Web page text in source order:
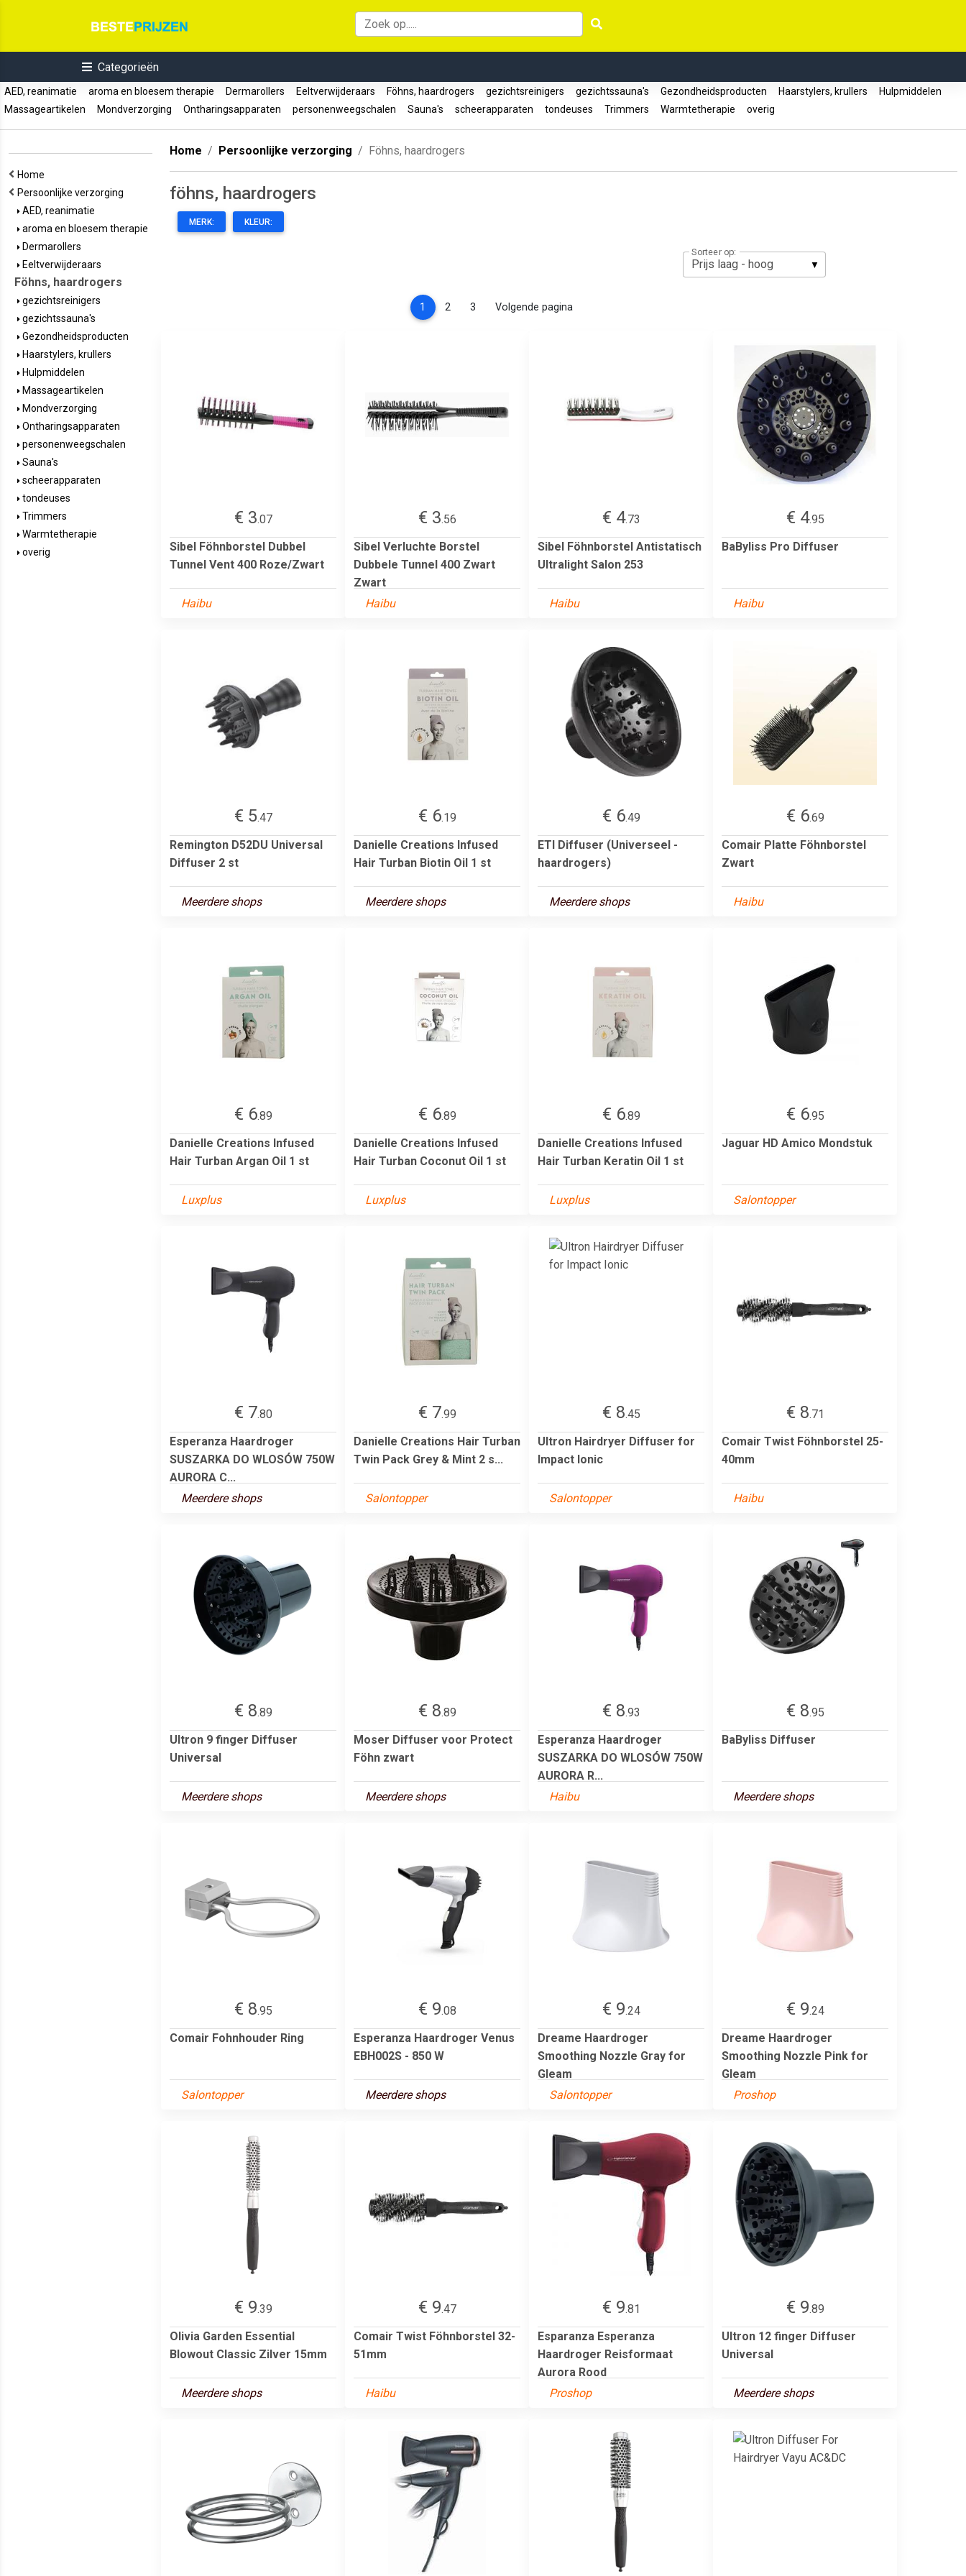
Categorieën
AED, reanimatie aroma en bloesem therapie Dermarollers Eeltverwijderaars Föhns, haardrogers gezichtsreinigers gezichtssauna's Gezondheidsproducten Haarstylers, krullers
Hulpmiddelen
Massageartikelen
Mondverzorging Ontharingsapparaten personenweegschalen Sauna's scheerapparaten tondeuses Trimmers Warmtetherapie overig
Home
Persoonlijke verzorging
AED, reanimatie
aroma en bloesem therapie
Dermarollers
Eeltverwijderaars
Föhns, haardrogers
gezichtsreinigers
gezichtssauna's
Gezondheidsproducten
Haarstylers, krullers
Hulpmiddelen
Massageartikelen
Mondverzorging
Ontharingsapparaten
personenweegschalen
Sauna's
scheerapparaten
tondeuses
Trimmers
Warmtetherapie
overig
Home Persoonlijke verzorging Föhns, haardrogers
föhns, haardrogers
MERK: KLEUR:
Sorteer op:
1 (current)
2 3 Volgende pagina
€ 3.07
Sibel Föhnborstel Dubbel
Tunnel Vent 400 Roze/Zwart
Haibu
€ 3.56
Sibel Verluchte Borstel
Dubbele Tunnel 400 Zwart
Zwart
Haibu
€ 4.73
Sibel Föhnborstel Antistatisch
Ultralight Salon 253
Haibu
€ 4.95
BaByliss Pro Diffuser
Haibu
€ 5.47
Remington D52DU Universal
Diffuser 2 st
Meerdere shops
€ 6.19
Danielle Creations Infused
Hair Turban Biotin Oil 1 st
Meerdere shops
€ 6.49
ETI Diffuser (Universeel -
haardrogers)
Meerdere shops
€ 6.69
Comair Platte Föhnborstel
Zwart
Haibu
€ 6.89
Danielle Creations Infused
Hair Turban Argan Oil 1 st
Luxplus
€ 6.89
Danielle Creations Infused
Hair Turban Coconut Oil 1 st
Luxplus
€ 6.89
Danielle Creations Infused
Hair Turban Keratin Oil 1 st
Luxplus
€ 6.95
Jaguar HD Amico Mondstuk
Salontopper
€ 7.80
Esperanza Haardroger
SUSZARKA DO WLOSÓW 750W
AURORA C...
Meerdere shops
€ 7.99
Danielle Creations Hair Turban
Twin Pack Grey & Mint 2 s...
Salontopper
€ 8.45
Ultron Hairdryer Diffuser for
Impact Ionic
Salontopper
€ 8.71
Comair Twist Föhnborstel 25-
40mm
Haibu
€ 8.89
Ultron 9 finger Diffuser
Universal
Meerdere shops
€ 8.89
Moser Diffuser voor Protect
Föhn zwart
Meerdere shops
€ 8.93
Esperanza Haardroger
SUSZARKA DO WLOSÓW 750W
AURORA R...
Haibu
€ 8.95
BaByliss Diffuser
Meerdere shops
€ 8.95
Comair Fohnhouder Ring
Salontopper
€ 9.08
Esperanza Haardroger Venus
EBH002S - 850 W
Meerdere shops
€ 9.24
Dreame Haardroger
Smoothing Nozzle Gray for
Gleam
Salontopper
€ 9.24
Dreame Haardroger
Smoothing Nozzle Pink for
Gleam
Proshop
€ 9.39
Olivia Garden Essential
Blowout Classic Zilver 15mm
Meerdere shops
€ 9.47
Comair Twist Föhnborstel 32-
51mm
Haibu
€ 9.81
Esparanza Esperanza
Haardroger Reisformaat
Aurora Rood
Proshop
€ 9.89
Ultron 12 finger Diffuser
Universal
Meerdere shops